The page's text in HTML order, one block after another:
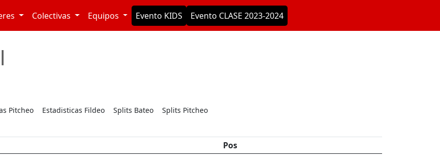
Colectivas Equipos Evento KIDS Evento CLASE 2023-2024
Pitcheo Estadisticas Fildeo Splits Bateo Splits Pitcheo
Pos